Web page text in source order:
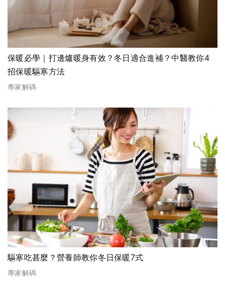
保暖必學｜打邊爐暖身有效？冬日適合進補？中醫教你4
招保暖驅寒方法
專家解碼
驅寒吃甚麼？營養師教你冬日保暖7式
專家解碼